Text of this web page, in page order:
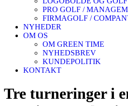
PRO GOLF /
FIRMAGOLF /
NYHEDER
OM OS
OM GREEN TIME
NYHEDSBREV
KUNDEPOLITIK
KONTAKT
Tre turneringer i